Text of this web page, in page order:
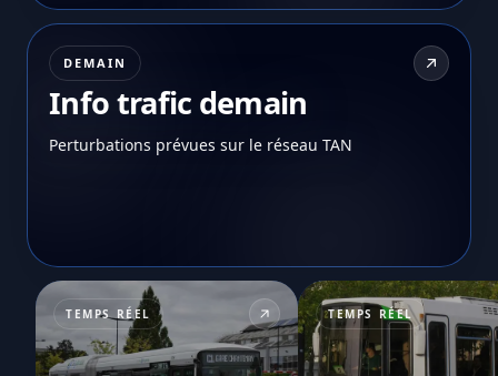
DEMAIN
Info trafic demain
Perturbations prévues sur le réseau TAN
TEMPS RÉEL TEMPS RÉEL